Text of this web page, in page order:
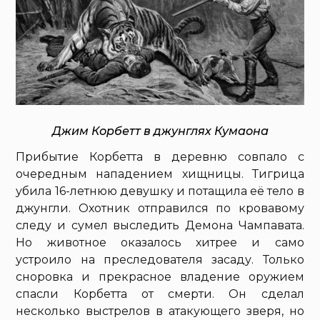
Джим Корбетт в джунглях Кумаона
Прибытие Корбетта в деревню совпало с
очередным нападением хищницы. Тигрица
убила 16-летнюю девушку и потащила её тело в
джунгли. Охотник отправился по кровавому
следу и сумел выследить Демона Чампавата.
Но животное оказалось хитрее и само
устроило на преследователя засаду. Только
сноровка и прекрасное владение оружием
спасли Корбетта от смерти. Он сделал
несколько выстрелов в атакующего зверя, но